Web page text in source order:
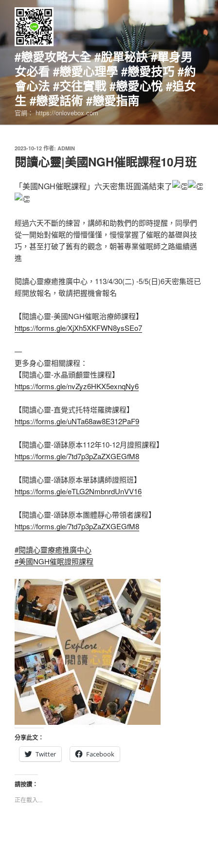
要
#戀愛攻略大全 #脫單秘訣 #單身男
女必看 #戀愛心理學 #戀愛技巧 #約
會心法 #交往實戰 #戀愛心悅 #追女
生 #戀愛話術 #戀愛指南
官網： https://onlovebox.com
發
佈
於
2023-10-12 作者: ADMIN
閱讀心靈|美國NGH催眠課程10月班
「美國NGH催眠課程」六天密集班圓滿結束了
經過六天不斷的練習，講師和助教們的即時提醒，同學們
從一開始對催眠的懵懵懂懂，慢慢掌握了催眠的基礎與技
巧，甚至打破了舊有的觀念，朝著專業催眠師之路繼續邁
進
閱讀心靈療癒推廣中心，113/4/30(二) -5/5(日)6天密集班已
經開放報名，敬請把握機會報名
【閱讀心靈-美國NGH催眠治療師課程】
https://forms.gle/XjXh5XKFWN8ysSEo7
—
更多身心靈相關課程：
【閱讀心靈-水晶頭顱靈性課程】
https://forms.gle/nvZyz6HKX5exnqNy6
【閱讀心靈-直覺式托特塔羅牌課程】
https://forms.gle/uNTa68aw8E312PaF9
【閱讀心靈-頌缽原本112年10-12月證照課程】
https://forms.gle/7td7p3pZaZXGEGfM8
【閱讀心靈-頌缽原本單缽講師證照班】
https://forms.gle/eTLG2NmbnrdUnVV16
【閱讀心靈-頌缽原本團體靜心帶領者課程】
https://forms.gle/7td7p3pZaZXGEGfM8
#閱讀心靈療癒推廣中心
#美國NGH催眠證照課程
分享此文：
Twitter
Facebook
請按讚：
正在載入...